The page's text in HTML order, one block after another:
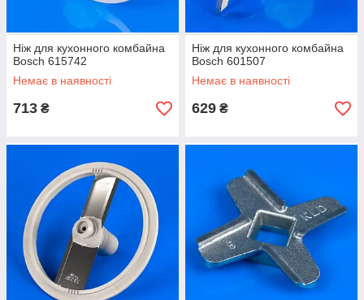
Ніж для кухонного комбайна
Bosch 615742
Немає в наявності
713 ₴
Ніж для кухонного комбайна
Bosch 601507
Немає в наявності
629 ₴